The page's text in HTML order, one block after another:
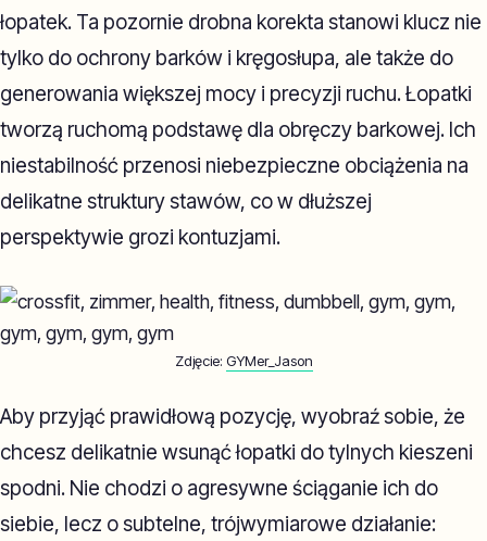
łopatek. Ta pozornie drobna korekta stanowi klucz nie
tylko do ochrony barków i kręgosłupa, ale także do
generowania większej mocy i precyzji ruchu. Łopatki
tworzą ruchomą podstawę dla obręczy barkowej. Ich
niestabilność przenosi niebezpieczne obciążenia na
delikatne struktury stawów, co w dłuższej
perspektywie grozi kontuzjami.
Zdjęcie: GYMer_Jason
Aby przyjąć prawidłową pozycję, wyobraź sobie, że
chcesz delikatnie wsunąć łopatki do tylnych kieszeni
spodni. Nie chodzi o agresywne ściąganie ich do
siebie, lecz o subtelne, trójwymiarowe działanie: